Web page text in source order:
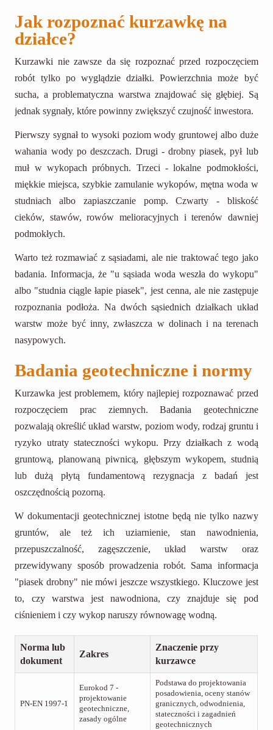
Jak rozpoznać kurzawkę na
działce?
Kurzawki nie zawsze da się rozpoznać przed rozpoczęciem
robót tylko po wyglądzie działki. Powierzchnia może być
sucha, a problematyczna warstwa znajdować się głębiej. Są
jednak sygnały, które powinny zwiększyć czujność inwestora.
Pierwszy sygnał to wysoki poziom wody gruntowej albo duże
wahania wody po deszczach. Drugi - drobny piasek, pył lub
muł w wykopach próbnych. Trzeci - lokalne podmokłości,
miękkie miejsca, szybkie zamulanie wykopów, mętna woda w
studniach albo zapiaszczanie pomp. Czwarty - bliskość
cieków, stawów, rowów melioracyjnych i terenów dawniej
podmokłych.
Warto też rozmawiać z sąsiadami, ale nie traktować tego jako
badania. Informacja, że "u sąsiada woda weszła do wykopu"
albo "studnia ciągle łapie piasek", jest cenna, ale nie zastępuje
rozpoznania podłoża. Na dwóch sąsiednich działkach układ
warstw może być inny, zwłaszcza w dolinach i na terenach
nasypowych.
Badania geotechniczne i normy
Kurzawka jest problemem, który najlepiej rozpoznawać przed
rozpoczęciem prac ziemnych. Badania geotechniczne
pozwalają określić układ warstw, poziom wody, rodzaj gruntu i
ryzyko utraty stateczności wykopu. Przy działkach z wodą
gruntową, planowaną piwnicą, głębszym wykopem, studnią
lub dużą płytą fundamentową rezygnacja z badań jest
oszczędnością pozorną.
W dokumentacji geotechnicznej istotne będą nie tylko nazwy
gruntów, ale też ich uziarnienie, stan nawodnienia,
przepuszczalność, zagęszczenie, układ warstw oraz
przewidywany sposób prowadzenia robót. Sama informacja
"piasek drobny" nie mówi jeszcze wszystkiego. Kluczowe jest
to, czy warstwa jest nawodniona, czy znajduje się pod
ciśnieniem i czy wykop naruszy równowagę wodną.
Norma lub
dokument
Zakres
Znaczenie przy
kurzawce
PN-EN 1997-1
Eurokod 7 -
projektowanie
geotechniczne,
zasady ogólne
Podstawa do projektowania
posadowienia, oceny stanów
granicznych, odwodnienia,
stateczności i zagadnień
geotechnicznych